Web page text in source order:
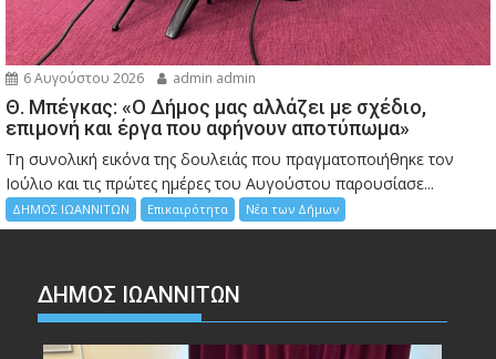
6 Αυγούστου 2026 admin admin
Θ. Μπέγκας: «Ο Δήμος μας αλλάζει με σχέδιο,
επιμονή και έργα που αφήνουν αποτύπωμα»
Τη συνολική εικόνα της δουλειάς που πραγματοποιήθηκε τον
Ιούλιο και τις πρώτες ημέρες του Αυγούστου παρουσίασε...
ΔΗΜΟΣ ΙΩΑΝΝΙΤΩΝ Επικαιρότητα Νέα των Δήμων
ΔΗΜΟΣ ΙΩΑΝΝΙΤΩΝ